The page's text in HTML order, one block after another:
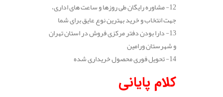
12- مشاوره رایگان طی روزها و ساعت های اداری،
جهت انتخاب و خرید بهترین نوع عایق برای شما
13- دارا بودن دفتر مرکزی فروش در استان تهران
و شهرستان ورامین
14- تحویل فوری محصول خریداری شده
کلام پایانی